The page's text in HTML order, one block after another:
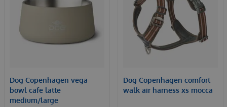
Dog Copenhagen vega
bowl cafe latte
medium/large
Dog Copenhagen comfort
walk air harness xs mocca